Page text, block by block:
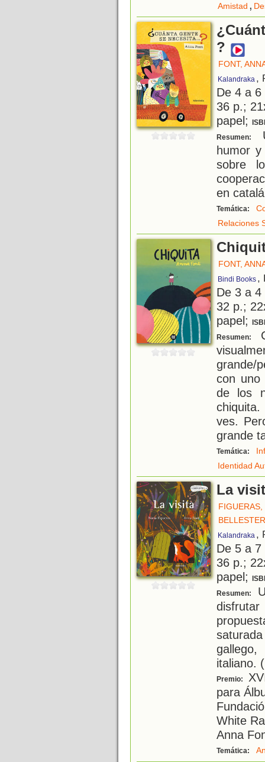
Amistad ,
?
FONT,
Kalandraka ,
De 4 a
36 p.;
papel;
Resumen:
humor
sobre
en
Temática:
Relaciones
FONT,
Bindi Books ,
De 3 a
32 p.;
papel;
Resumen:
grande/
con uno
de los
ves.
grande
Temática:
Identidad
La
FIGUERAS,
Kalandraka ,
De 5 a
36 p.;
papel;
Resumen:
italiano.
Premio:
para
White
Anna
Temática: